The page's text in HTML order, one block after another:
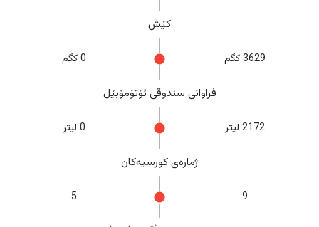
کێش
3629 کگم 0 کگم
فراوانی سندوقی ئۆتۆمۆبێل
2172 لیتر 0 لیتر
ژمارەی کورسیەکان
9
5